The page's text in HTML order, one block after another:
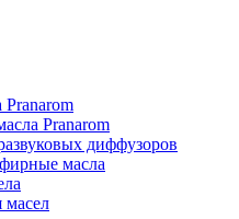
Pranarom
диффузоров
масла
масел